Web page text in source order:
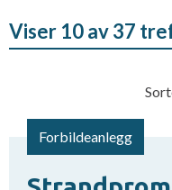
Viser 10 av 37
Forbildeanlegg